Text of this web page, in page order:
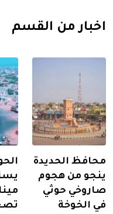
اخبار من القسم
محافظ الحديدة
ينجو من هجوم
صاروخي حوثي
في الخوخة